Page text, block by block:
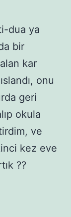
dua ya
bir
kar
onu
geri
okula
ve
kez eve
??